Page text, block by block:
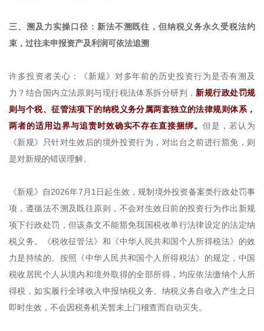
三、溯及力实操口径：新法不溯既往，但纳税义务永久受税法约
束，过往未申报资产及利润可依法追溯
许多投资者关心：《新规》对多年前的历史投资行为是否有溯及
力？结合国内立法原则与现行税法体系拆分研判， 新规行政处罚规
则与个税、征管法项下的纳税义务分属两套独立的法律规则体系，
两者的适用边界与追责时效确实不存在直接捆绑。但是，若认为
《新规》只针对生效后的境外投资行为，对出台之前进行豁免，则
是对新规的错误理解。
《新规》自2026年7月1日起生效，规制境外投资备案类行政处罚事
项，遵循法不溯及既往原则，不会对生效日前的投资行为作出新规
项下行政处罚，但该条文不能豁免我国税收单行法律设定的法定纳
税义务。《税收征管法》和《中华人民共和国个人所得税法》的效
力是持续的。按照《中华人民共和国个人所得税法》的规定，中国
税收居民个人从境内和境外取得的全部所得，均应依法缴纳个人所
得税，如实履行全球收入申报纳税义务。纳税义务自收入产生之日
即时生效，不会因税务机关暂未上门稽查而自动灭失。